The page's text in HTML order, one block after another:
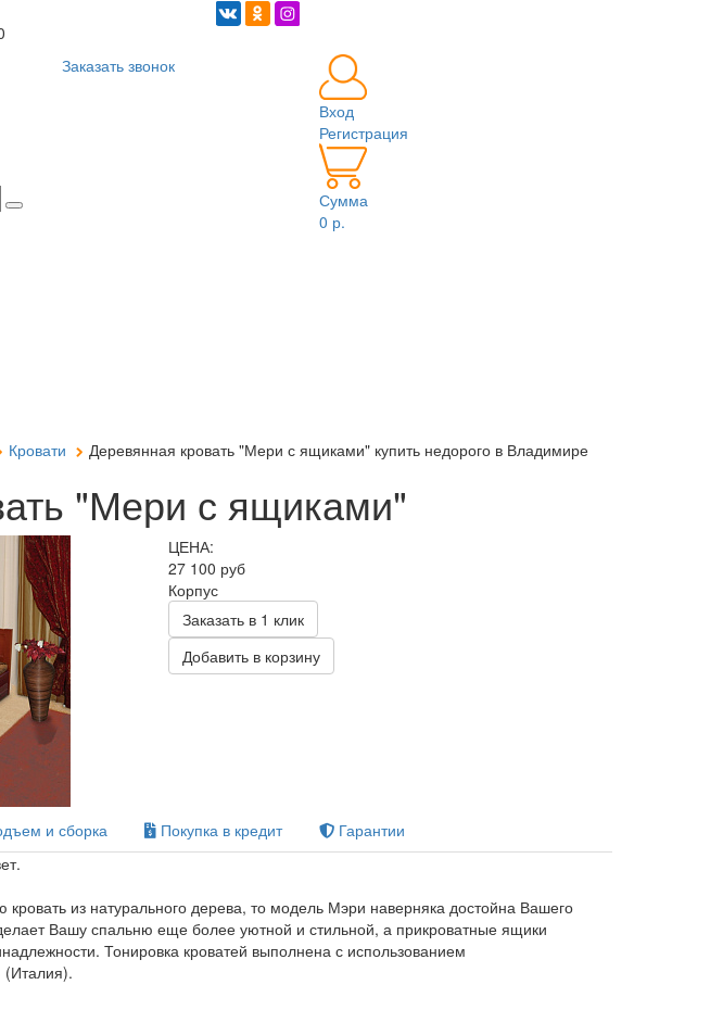
Заказать звонок
Вход
Регистрация
Сумма
0 р.
Кровати Деревянная кровать "Мери с ящиками" купить недорого в Владимире
"Мери с ящиками"
ЦЕНА:
27 100 руб
Корпус
Заказать в 1 клик
Добавить в корзину
и сборка Покупка в кредит
Гарантии
из натурального дерева, то модель Мэри наверняка достойна Вашего
Вашу спальню еще более уютной и стильной, а прикроватные ящики
Тонировка кроватей выполнена с использованием
(Италия).